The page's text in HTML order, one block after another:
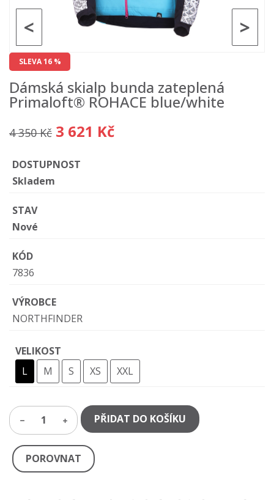
>
<
SLEVA 16 %
Dámská skialp bunda zateplená
Primaloft® ROHACE blue/white
4 350 Kč 3 621 Kč
DOSTUPNOST
Skladem
STAV
Nové
KÓD
7836
VÝROBCE
NORTHFINDER
VELIKOST
L
M S XS XXL
1 PŘIDAT DO KOŠÍKU
POROVNAT